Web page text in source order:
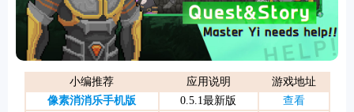
小编推荐 应用说明
游戏地址
像素消消乐手机版
0.5.1最新版
查看